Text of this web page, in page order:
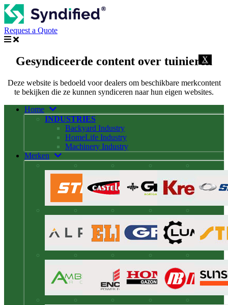
Request a Quote
X
Gesyndiceerde content over tuinieren
Deze website is bedoeld voor dealers om beschikbare merkcontent
te bekijken die ze kunnen syndiceren naar hun eigen websites.
Home
INDUSTRIES
Backyard Industry
HomeLife Industry
Machinery Industry
Merken